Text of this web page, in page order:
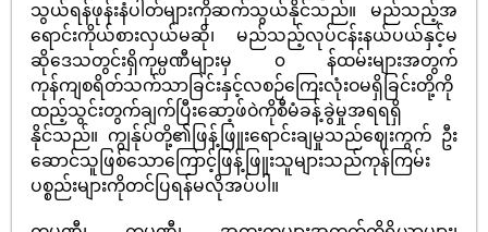
သွယ်ရန်ဖုန်းနံပါတ်များကိုဆက်သွယ်နိုင်သည်။ မည်သည့်အ
ရောင်းကိုယ်စားလှယ်မဆို၊ မည်သည့်လုပ်ငန်းနယ်ပယ်နှင့်မ
ဆိုဒေသတွင်းရှိကုမ္ပဏီများမှ ၀ န်ထမ်းများအတွက်
ကုန်ကျစရိတ်သက်သာခြင်းနှင့်လစဉ်ကြေးလုံးဝမရှိခြင်းတို့ကို
ထည့်သွင်းတွက်ချက်ပြီးဆော့ဖ်ဝဲကိုစီမံခန့်ခွဲမှုအရရရှိ
နိုင်သည်။ ကျွန်ုပ်တို့၏ဖြန့်ဖြူးရောင်းချမှုသည်ဈေးကွက် ဦး
ဆောင်သူဖြစ်သောကြောင့်ဖြန့်ဖြူးသူများသည်ကုန်ကြမ်း
ပစ္စည်းများကိုတင်ပြရန်မလိုအပ်ပါ။